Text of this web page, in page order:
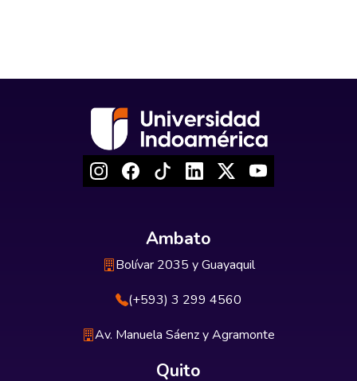
Ambato
Bolívar 2035 y Guayaquil
(+593) 3 299 4560
Av. Manuela Sáenz y Agramonte
Quito